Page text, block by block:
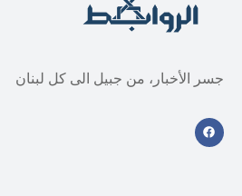
جسر الأخبار، من جبيل الى كل لبنان